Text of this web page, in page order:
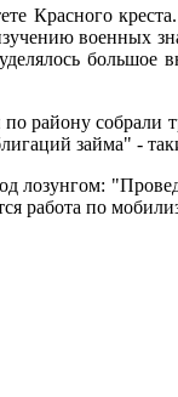
Красного
военных
большое
по району
займа" -
лозунгом:
работа по